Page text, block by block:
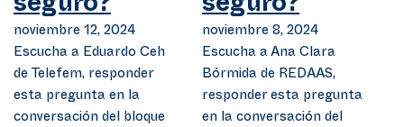
seguro?
noviembre 12, 2024
Escucha a Eduardo Ceh
de Telefem, responder
esta pregunta en la
conversación del bloque
seguro?
noviembre 8, 2024
Escucha a Ana Clara
Bórmida de REDAAS,
responder esta pregunta
en la conversación del